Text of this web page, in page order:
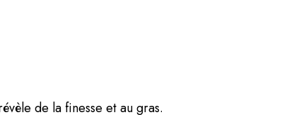
de la finesse et au gras.